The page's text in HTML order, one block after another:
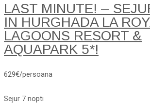
LAST MINUTE! –
IN HURGHADA LA
LAGOONS RESORT &
AQUAPARK 5*!
629€/persoana
Sejur 7 nopti